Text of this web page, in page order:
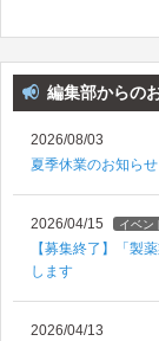
編集部からの
2026/08/03
夏季休業のお知らせ
2026/04/15 イベン
【募集終了】「製
します
2026/04/13